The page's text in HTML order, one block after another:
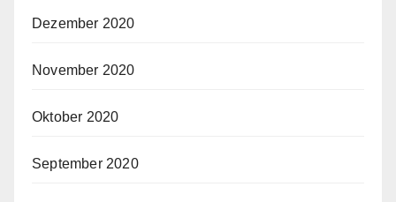
Dezember 2020
November 2020
Oktober 2020
September 2020